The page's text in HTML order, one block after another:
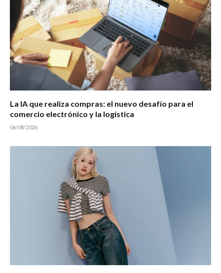
La IA que realiza compras: el nuevo desafío para el
comercio electrónico y la logística
06/08/2026